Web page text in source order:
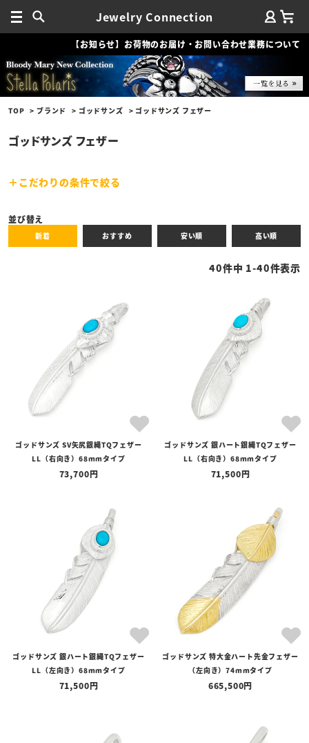
Jewelry Connection
【お知らせ】お荷物のお届け・お問い合わせ業務について
TOP ブランド ゴッドサンズ ゴッドサンズ フェザー
ゴッドサンズ フェザー
こだわりの条件で絞る
セール商品
ブランド
価格
並び替え
新着 おすすめ 安い順 高い順
40件中 1-40件表示
ゴッドサンズ SV矢尻銀縄TQフェザー
LL（右向き）68mmタイプ
73,700
ゴッドサンズ 銀ハート銀縄TQフェザー
LL（右向き）68mmタイプ
71,500
ゴッドサンズ 銀ハート銀縄TQフェザー
LL（左向き）68mmタイプ
71,500
ゴッドサンズ 特大金ハート先金フェザー
（左向き）74mmタイプ
665,500